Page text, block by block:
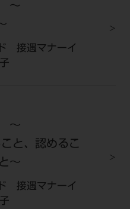
～
接遇マナーイ
～
と、認めるこ
～
接遇マナーイ